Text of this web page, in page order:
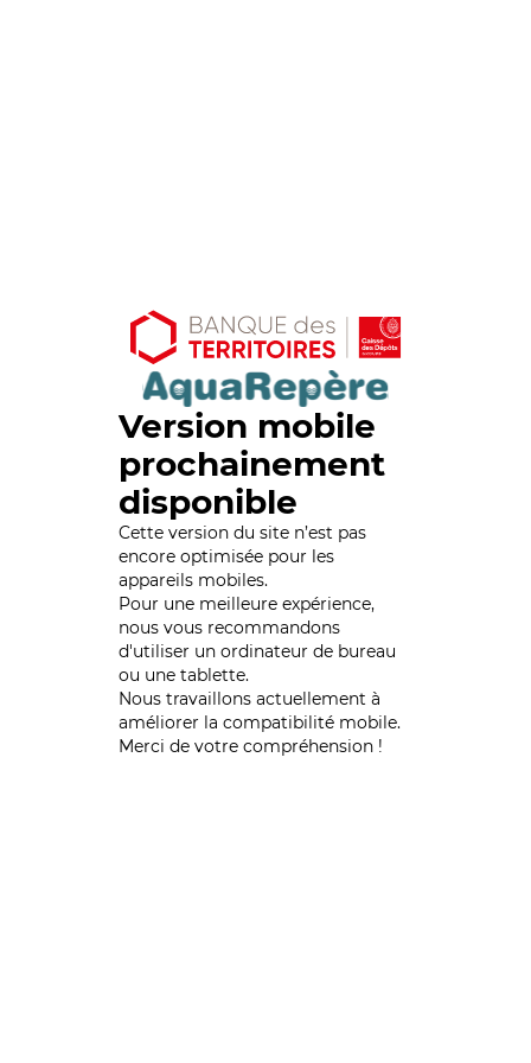
Version mobile
prochainement
disponible
Cette version du site n’est pas
encore optimisée pour les
appareils mobiles.
Pour une meilleure expérience,
nous vous recommandons
d'utiliser un ordinateur de bureau
ou une tablette.
Nous travaillons actuellement à
améliorer la compatibilité mobile.
Merci de votre compréhension !